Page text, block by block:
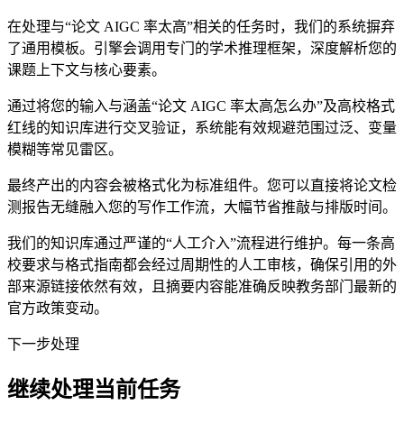
在处理与“论文 AIGC 率太高”相关的任务时，我们的系统摒弃
了通用模板。引擎会调用专门的学术推理框架，深度解析您的
课题上下文与核心要素。
通过将您的输入与涵盖“论文 AIGC 率太高怎么办”及高校格式
红线的知识库进行交叉验证，系统能有效规避范围过泛、变量
模糊等常见雷区。
最终产出的内容会被格式化为标准组件。您可以直接将论文检
测报告无缝融入您的写作工作流，大幅节省推敲与排版时间。
我们的知识库通过严谨的“人工介入”流程进行维护。每一条高
校要求与格式指南都会经过周期性的人工审核，确保引用的外
部来源链接依然有效，且摘要内容能准确反映教务部门最新的
官方政策变动。
下一步处理
继续处理当前任务